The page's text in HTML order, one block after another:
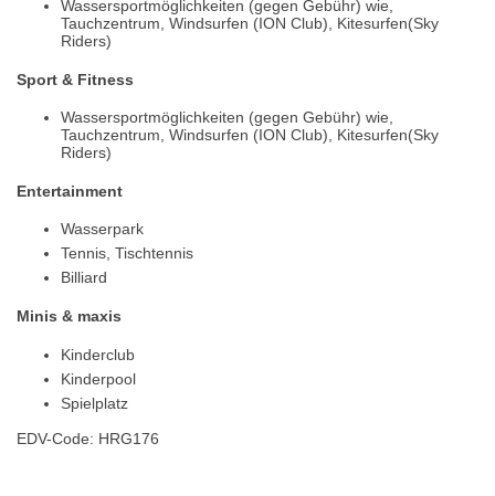
Wassersportmöglichkeiten (gegen Gebühr) wie,
Tauchzentrum, Windsurfen (ION Club), Kitesurfen(Sky
Riders)
Sport & Fitness
Wassersportmöglichkeiten (gegen Gebühr) wie,
Tauchzentrum, Windsurfen (ION Club), Kitesurfen(Sky
Riders)
Entertainment
Wasserpark
Tennis, Tischtennis
Billiard
Minis & maxis
Kinderclub
Kinderpool
Spielplatz
EDV-Code: HRG176